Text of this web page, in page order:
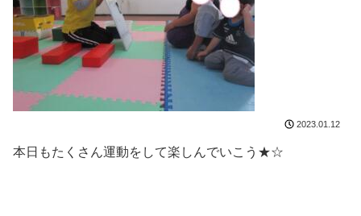
2023.01.12
本日もたくさん運動をして楽しんでいこう★☆